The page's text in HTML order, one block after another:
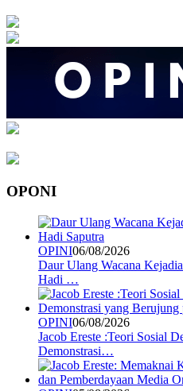
OPONI
OPINI06/08/2026
Daur Ulang Wacana
Hadi …
OPINI06/08/2026
Jacob Ereste :Teori Sosial
Demonstrasi…